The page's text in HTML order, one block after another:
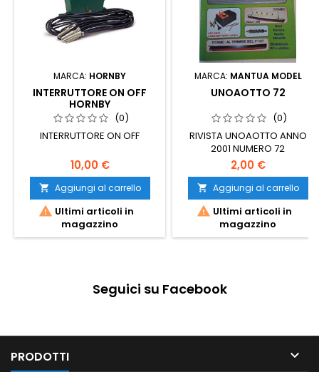
MARCA: HORNBY
INTERRUTTORE ON OFF
HORNBY
(0)
INTERRUTTORE ON OFF
10,00 €
 Aggiungi al carrello
 Ultimi articoli in
magazzino
MARCA: MANTUA MODEL
UNOAOTTO 72
(0)
RIVISTA UNOAOTTO ANNO
2001 NUMERO 72
2,00 €
 Aggiungi al carrello
 Ultimi articoli in
magazzino
Seguici su Facebook
PRODOTTI 